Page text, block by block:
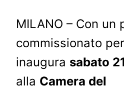
MILANO – Con un
commissionato
inaugura sabato
alla Camera del